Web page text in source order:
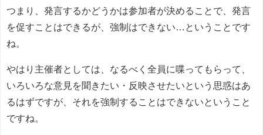
つまり、発言するかどうかは参加者が決めることで、発言
を促すことはできるが、強制はできない…ということです
ね。
やはり主催者としては、なるべく全員に喋ってもらって、
いろいろな意見を聞きたい・反映させたいという思惑はあ
るはずですが、それを強制することはできないということ
ですね。